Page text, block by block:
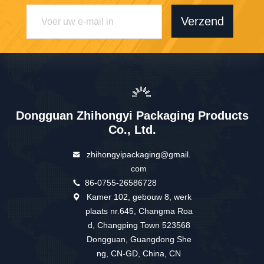
Verzend
Dongguan Zhihongyi Packaging Products
Co., Ltd.
zhihongyipackaging@gmail.
com
86-0755-26586728
Kamer 102, gebouw 8, werk
plaats nr.645, Changma Roa
d, Changping Town 523568
Dongguan, Guangdong She
ng, CN-GD, China, CN